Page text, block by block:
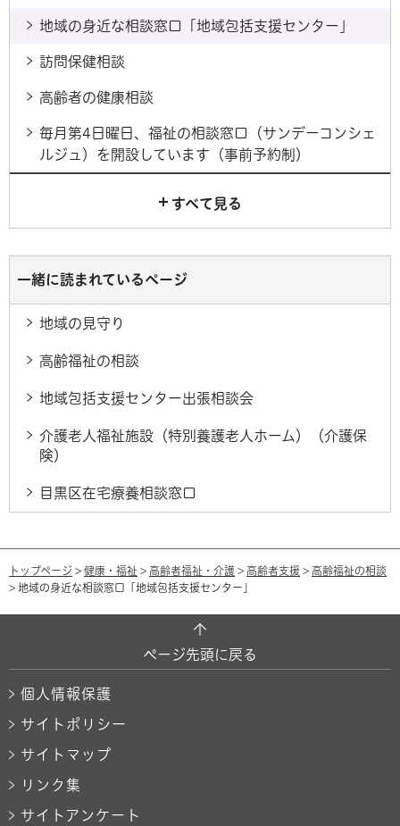
地域の身近な相談窓口「地域包括支援センター」
訪問保健相談
高齢者の健康相談
毎月第4日曜日、福祉の相談窓口（サンデーコンシェ
ルジュ）を開設しています（事前予約制）
すべて見る
一緒に読まれているページ
地域の見守り
高齢福祉の相談
地域包括支援センター出張相談会
介護老人福祉施設（特別養護老人ホーム）（介護保
険）
目黒区在宅療養相談窓口
トップページ > 健康・福祉 > 高齢者福祉・介護 > 高齢者支援 > 高齢福祉の相談
> 地域の身近な相談窓口「地域包括支援センター」
ページ先頭に戻る
個人情報保護
サイトポリシー
サイトマップ
リンク集
サイトアンケート